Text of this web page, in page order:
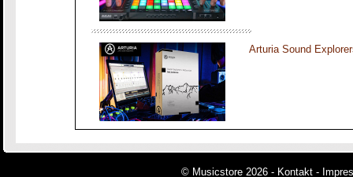
Arturia Sound
© Musicstore 2026 - Kontakt -